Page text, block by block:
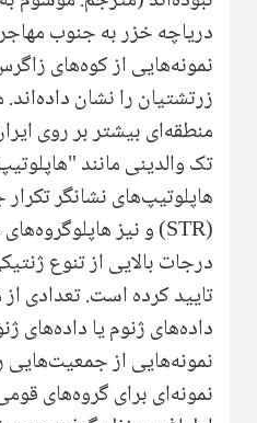
دریاچه خزر به جنوب
نمونه‌هایی از کوه‌های
زرتشتیان را نشان
منطقه‌ای بیشتر بر روی
تک والدینی مانند
هاپلوتیپ‌های نشانگر
(
STR) و نیز
درجات بالایی از تنوع
تایید کرده است. تعدادی از
داده‌های ژنوم یا داده‌های
نمونه‌هایی از جمعیت‌هایی
نمونه‌ای برای گروه‌های